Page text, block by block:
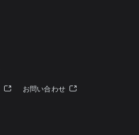
お問い合わせ